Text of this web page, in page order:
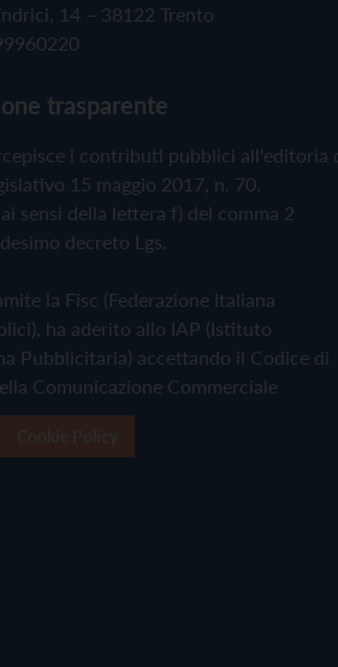
14 – 38122 Trento
trasparente
i contributi pubblici all'editoria
15 maggio 2017, n. 70.
sensi della lettera f) del comma 2
decreto Lgs.
la Fisc (Federazione Italiana
ha aderito allo IAP (Istituto
Pubblicitaria) accettando il Codice di
Comunicazione Commerciale